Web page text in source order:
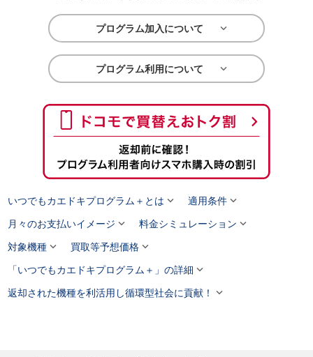
プログラム加入について 
プログラム利用について 
いつでもカエドキプログラム＋とは  適用条件
月々のお支払いイメージ  料金シミュレーション 
対象機種 買取等予想価格
「いつでもカエドキプログラム＋」の詳細 
返却された機種を利活用し循環型社会に貢献！ 